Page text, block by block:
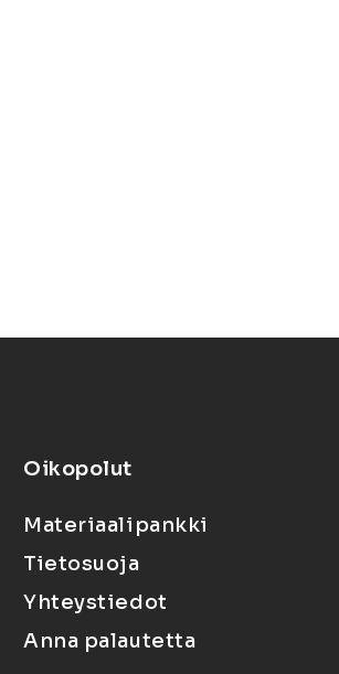
Oikopolut
Materiaalipankki
Tietosuoja
Yhteystiedot
Anna palautetta